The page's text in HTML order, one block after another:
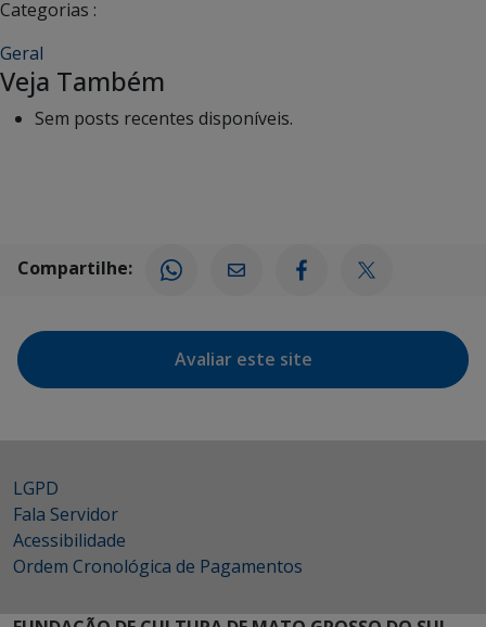
Categorias :
Geral
Veja Também
Sem posts recentes disponíveis.
Compartilhe:
Avaliar este site
LGPD
Fala Servidor
Acessibilidade
Ordem Cronológica de Pagamentos